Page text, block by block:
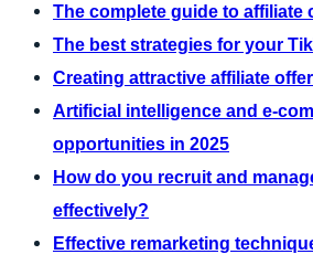
The complete guide to affiliate
The best strategies for your
Creating attractive affiliate
Artificial intelligence and e-
opportunities in 2025
How do you recruit and
effectively?
Effective remarketing